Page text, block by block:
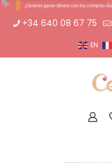
+34 640 08 67 75
EN